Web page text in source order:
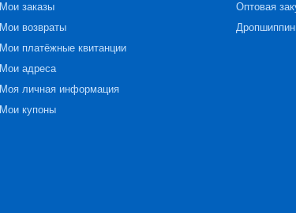
Мои заказы
Мои возвраты
Мои платёжные квитанции
Мои адреса
Моя личная информация
Мои купоны
Оптовая